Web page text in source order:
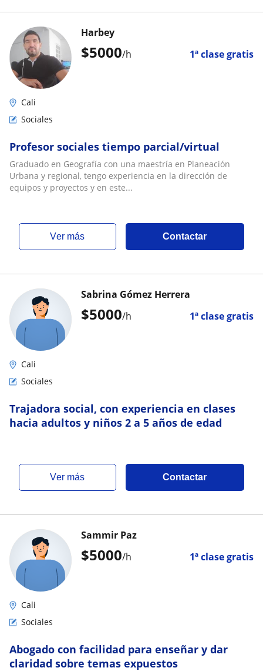
$5000/h 1ª clase gratis
Harbey
Cali
Sociales
Profesor sociales tiempo parcial/virtual
Graduado en Geografía con una maestría en Planeación
Urbana y regional, tengo experiencia en la dirección de
equipos y proyectos y en este...
ver más Contactar
$5000/h 1ª clase gratis
Sabrina Gómez Herrera
Cali
Sociales
Trajadora social, con experiencia en clases
hacia adultos y niños 2 a 5 años de edad
ver más Contactar
$5000/h 1ª clase gratis
Sammir Paz
Cali
Sociales
Abogado con facilidad para enseñar y dar
claridad sobre temas expuestos